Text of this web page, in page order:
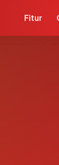
Fitur